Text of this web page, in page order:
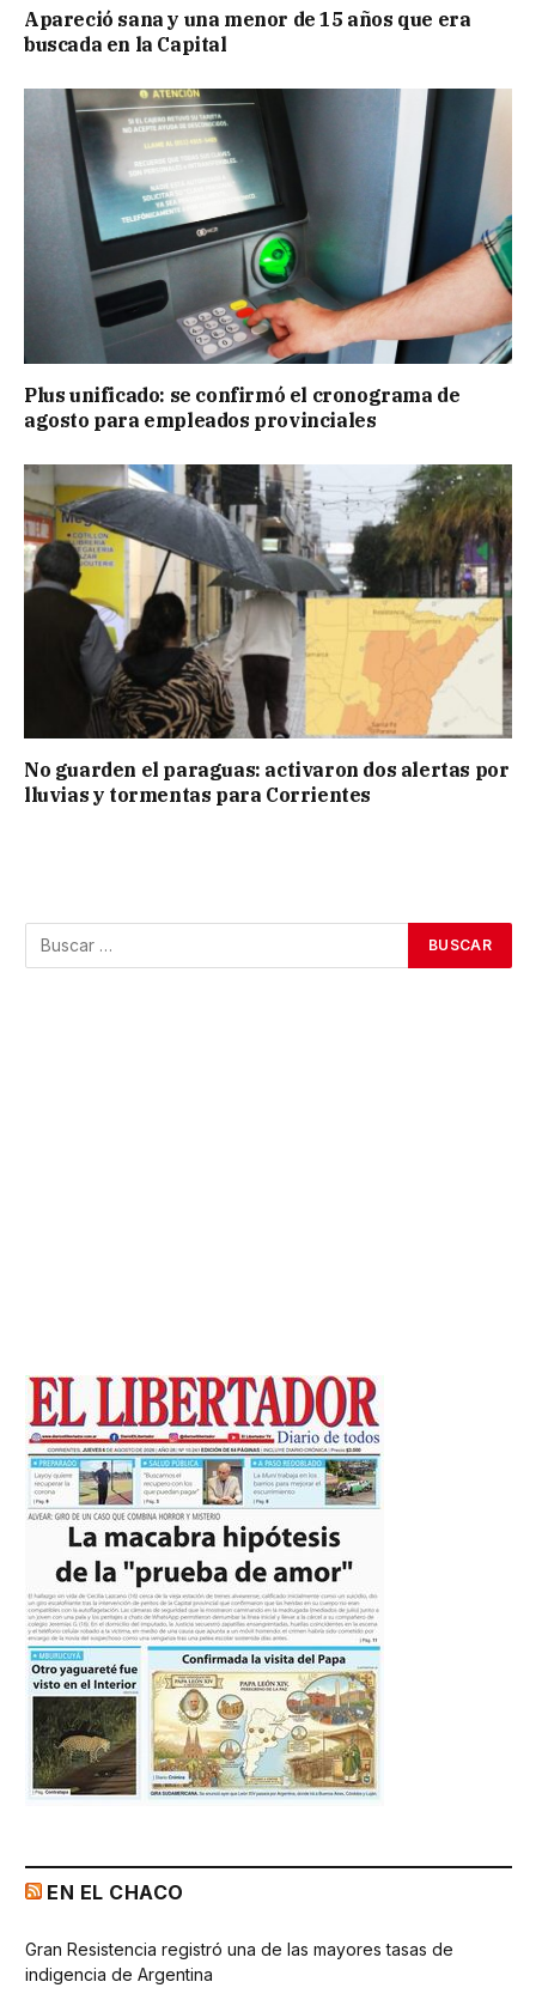
Apareció sana y una menor de 15 años que era
buscada en la Capital
Plus unificado: se confirmó el cronograma de
agosto para empleados provinciales
No guarden el paraguas: activaron dos alertas por
lluvias y tormentas para Corrientes
EN EL CHACO
Gran Resistencia registró una de las mayores tasas de
indigencia de Argentina